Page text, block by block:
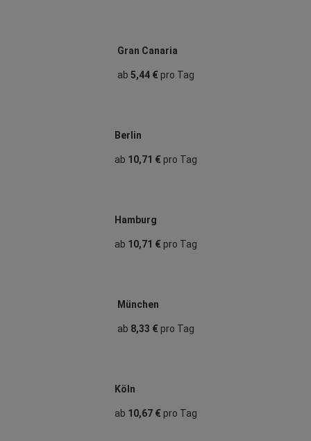
Gran Canaria
ab 5,44 €pro Tag
Berlin
ab 10,71 €pro Tag
Hamburg
ab 10,71 €pro Tag
München
ab 8,33 €pro Tag
Köln
ab 10,67 €pro Tag